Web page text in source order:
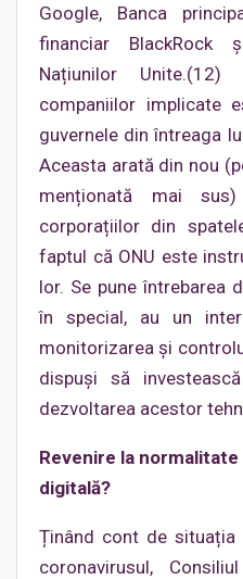
Google, Banca
financiar BlackRock
Națiunilor
companiilor implicate
guvernele din întreaga
Aceasta arată din nou
menționată mai
corporațiilor din
faptul că ONU este
lor. Se pune întrebarea
în special, au un
monitorizarea și
dispuși să
dezvoltarea acestor
Revenire la
digitală?
Ținând cont de situația
coronavirusul,